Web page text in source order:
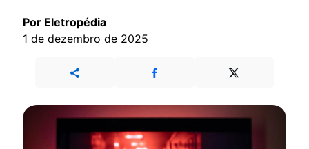
Por Eletropédia
1 de dezembro de 2025